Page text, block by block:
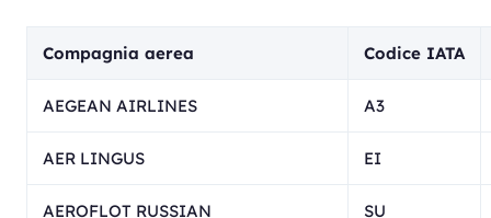
Compagnia aerea Codice IATA
AEGEAN AIRLINES A3
AER LINGUS EI
AEROFLOT RUSSIAN SU